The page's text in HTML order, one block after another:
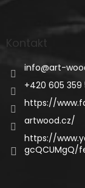
Kontakt
info@art-
+420 605 359
https://
artwood.cz/
https://
gcQCUMgQ/